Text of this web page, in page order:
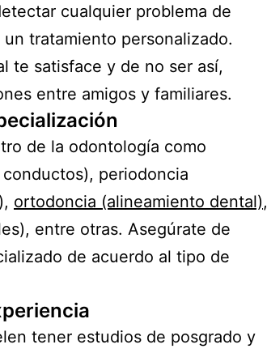
cualquier problema de
tratamiento personalizado.
te satisface y de no ser así,
entre amigos y familiares.
de la odontología como
periodoncia
ortodoncia (alineamiento dental),
entre otras. Asegúrate de
de acuerdo al tipo de
tener estudios de posgrado y